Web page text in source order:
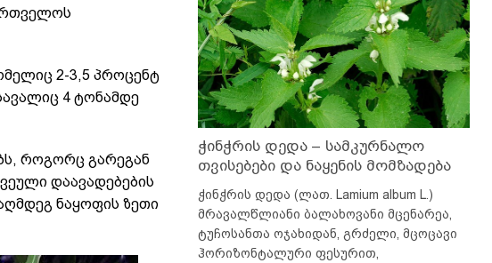
2-3,5 პროცენტ
4 ტონამდე
როგორც გარეგან
დაავადებების
ნაყოფის ზეთი
ჭინჭრის დედა – სამკურნალო
თვისებები და ნაყენის მომზადება
ჭინჭრის დედა (ლათ. Lamium album L.)
მრავალწლიანი ბალახოვანი მცენარეა,
ტუჩოსანთა ოჯახიდან, გრძელი, მცოცავი
ჰორიზონტალური ფესურით,